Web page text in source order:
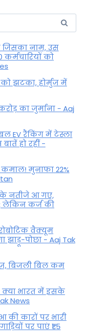
जिसका नाम, उस
को
को झटका, होर्मुज में
का जुर्माना - Aaj
EV रैंकिंग में टेस्ला
हो रहीं -
मुनाफा 22%
के नतीजे आ गए,
लेकिन कर्ज की
वैक्यूम
झाड़ू-पोछा - Aaj Tak
बिजली बिल कम
क्या भारत में इसके
News
की कारों पर भारी
पर पाएं ₹1.5